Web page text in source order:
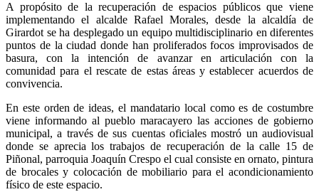
A propósito de la recuperación de espacios públicos que viene
implementando el alcalde Rafael Morales, desde la alcaldía de
Girardot se ha desplegado un equipo multidisciplinario en diferentes
puntos de la ciudad donde han proliferados focos improvisados de
basura, con la intención de avanzar en articulación con la
comunidad para el rescate de estas áreas y establecer acuerdos de
convivencia.
En este orden de ideas, el mandatario local como es de costumbre
viene informando al pueblo maracayero las acciones de gobierno
municipal, a través de sus cuentas oficiales mostró un audiovisual
donde se aprecia los trabajos de recuperación de la calle 15 de
Piñonal, parroquia Joaquín Crespo el cual consiste en ornato, pintura
de brocales y colocación de mobiliario para el acondicionamiento
físico de este espacio.